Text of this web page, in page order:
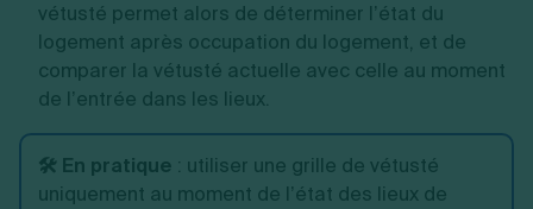
vétusté permet alors de déterminer l’état du
logement après occupation du logement, et de
comparer la vétusté actuelle avec celle au moment
de l’entrée dans les lieux.
🛠️ En pratique : utiliser une grille de vétusté
uniquement au moment de l’état des lieux de